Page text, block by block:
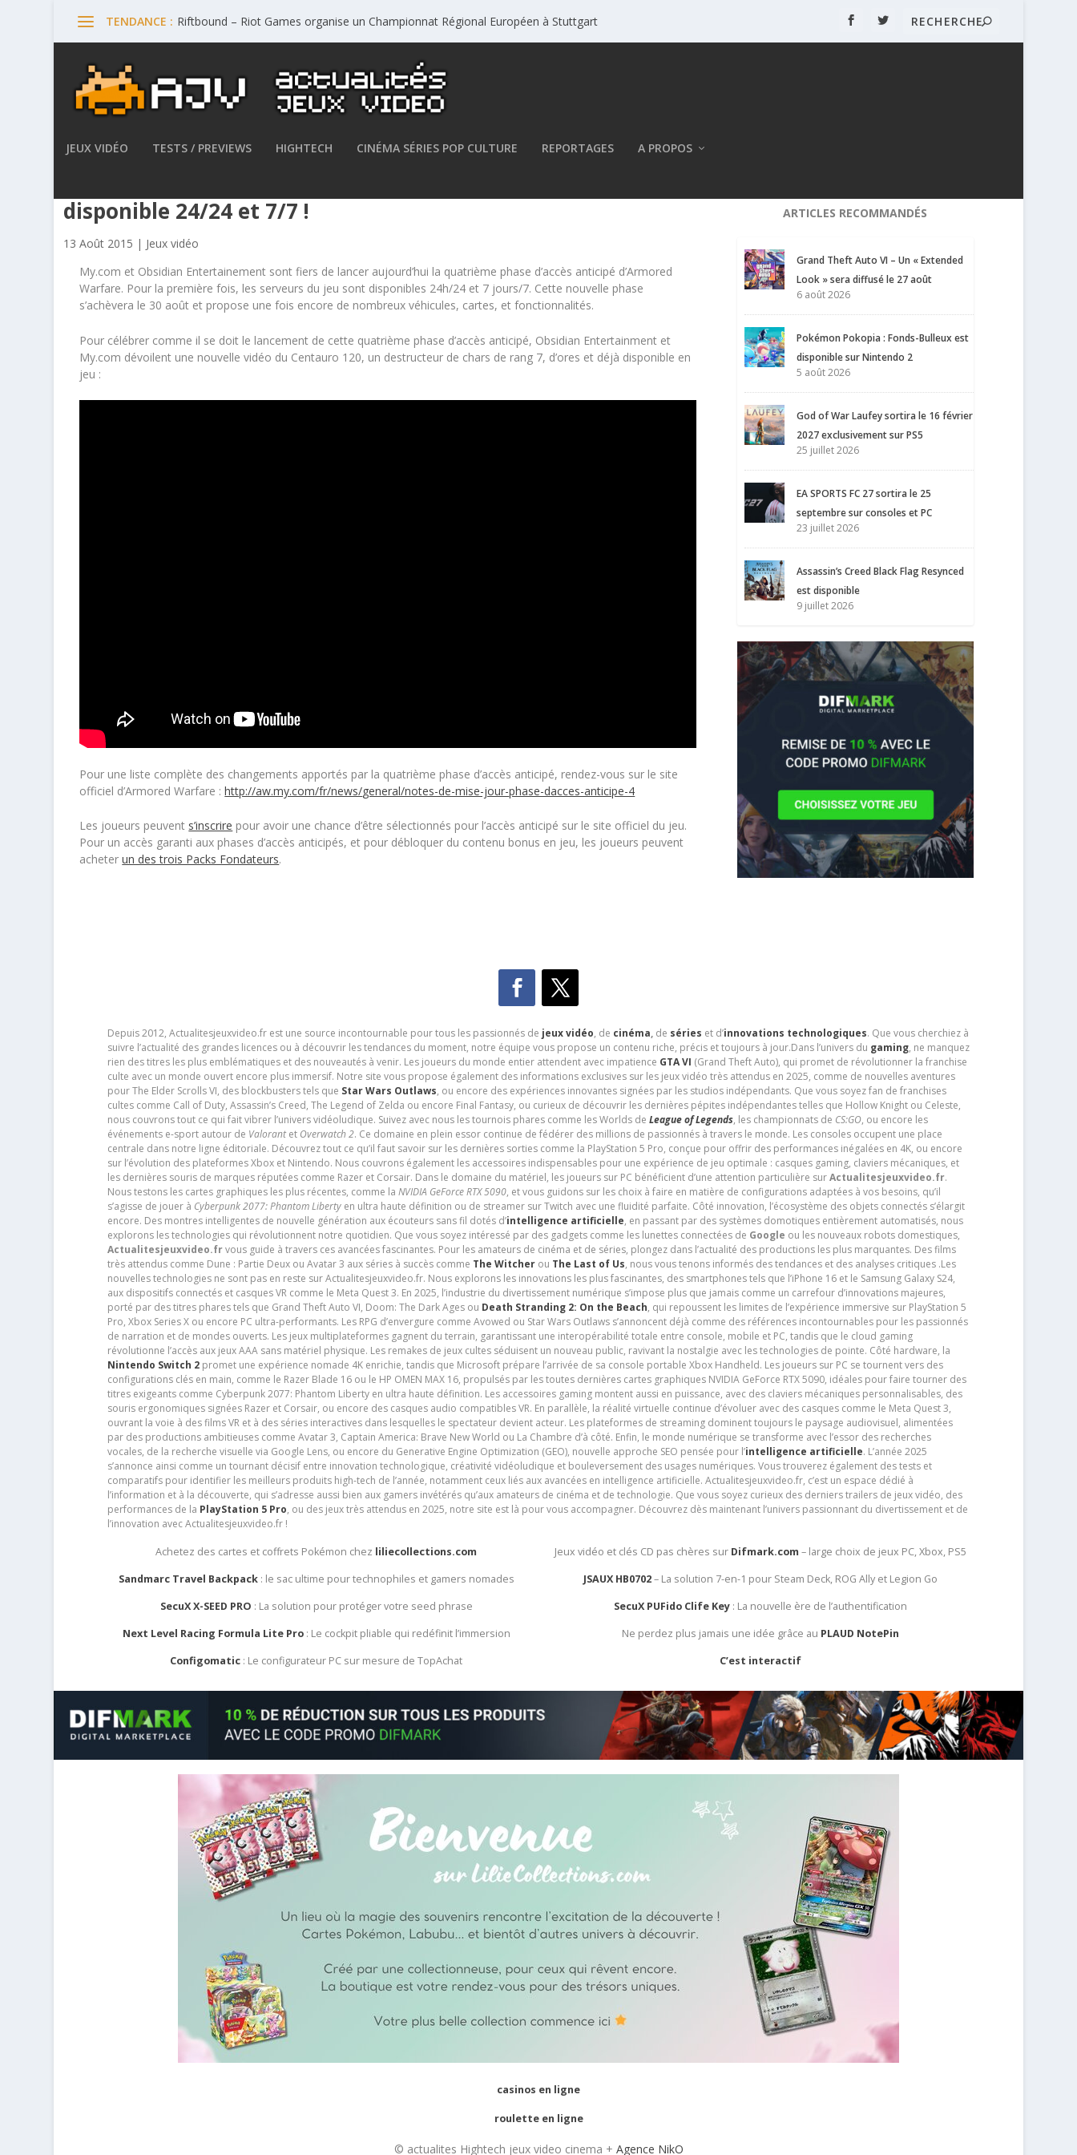
TENDANCE : Riftbound – Riot Games organise un Championnat Régional Européen à Stuttgart
JEUX VIDÉO TESTS / PREVIEWS HIGHTECH CINÉMA SÉRIES POP CULTURE REPORTAGES A PROPOS
disponible 24/24 et 7/7 !
13 Août 2015 | Jeux vidéo
My.com et Obsidian Entertainement sont fiers de lancer aujourd’hui la quatrième phase d’accès anticipé d’Armored
Warfare. Pour la première fois, les serveurs du jeu sont disponibles 24h/24 et 7 jours/7. Cette nouvelle phase
s’achèvera le 30 août et propose une fois encore de nombreux véhicules, cartes, et fonctionnalités.
Pour célébrer comme il se doit le lancement de cette quatrième phase d’accès anticipé, Obsidian Entertainment et
My.com dévoilent une nouvelle vidéo du Centauro 120, un destructeur de chars de rang 7, d’ores et déjà disponible en
jeu :
Pour une liste complète des changements apportés par la quatrième phase d’accès anticipé, rendez-vous sur le site
officiel d’Armored Warfare :http://aw.my.com/fr/news/general/notes-de-mise-jour-phase-dacces-anticipe-4
Les joueurs peuvent s’inscrire pour avoir une chance d’être sélectionnés pour l’accès anticipé sur le site officiel du jeu.
Pour un accès garanti aux phases d’accès anticipés, et pour débloquer du contenu bonus en jeu, les joueurs peuvent
acheterun des trois Packs Fondateurs.
ARTICLES RECOMMANDÉS
Grand Theft Auto VI – Un « Extended
Look » sera diffusé le 27 août
6 août 2026
Pokémon Pokopia : Fonds-Bulleux est
disponible sur Nintendo 2
5 août 2026
God of War Laufey sortira le 16 février
2027 exclusivement sur PS5
25 juillet 2026
EA SPORTS FC 27 sortira le 25
septembre sur consoles et PC
23 juillet 2026
Assassin’s Creed Black Flag Resynced
est disponible
9 juillet 2026
Depuis 2012, Actualitesjeuxvideo.fr est une source incontournable pour tous les passionnés de jeux vidéo, de cinéma,de séries et d’innovations technologiques. Que vous cherchiez à
suivre l’actualité des grandes licences ou à découvrir les tendances du moment, notre équipe vous propose un contenu riche, précis et toujours à jour.Dans l’univers du gaming, ne manquez
rien des titres les plus emblématiques et des nouveautés à venir. Les joueurs du monde entier attendent avec impatience GTA VI (Grand Theft Auto), qui promet de révolutionner la franchise
culte avec un monde ouvert encore plus immersif. Notre site vous propose également des informations exclusives sur les jeux vidéo très attendus en 2025, comme de nouvelles aventures
pour The Elder Scrolls VI, des blockbusters tels que Star Wars Outlaws, ou encore des expériences innovantes signées par les studios indépendants. Que vous soyez fan de franchises
cultes comme Call of Duty, Assassin’s Creed, The Legend of Zelda ou encore Final Fantasy, ou curieux de découvrir les dernières pépites indépendantes telles que Hollow Knight ou Celeste,
nous couvrons tout ce qui fait vibrer l’univers vidéoludique. Suivez avec nous les tournois phares comme les Worlds de League of Legends, les championnats de CS:GO, ou encore les
événements e-sport autour de Valorantet Overwatch 2. Ce domaine en plein essor continue de fédérer des millions de passionnés à travers le monde. Les consoles occupent une place
centrale dans notre ligne éditoriale. Découvrez tout ce qu’il faut savoir sur les dernières sorties comme la PlayStation 5 Pro, conçue pour offrir des performances inégalées en 4K, ou encore
sur l’évolution des plateformes Xbox et Nintendo. Nous couvrons également les accessoires indispensables pour une expérience de jeu optimale : casques gaming, claviers mécaniques, et
les dernières souris de marques réputées comme Razer et Corsair. Dans le domaine du matériel, les joueurs sur PC bénéficient d’une attention particulière surActualitesjeuxvideo.fr.
Nous testons les cartes graphiques les plus récentes, comme la NVIDIA GeForce RTX 5090, et vous guidons sur les choix à faire en matière de configurations adaptées à vos besoins, qu’il
s’agisse de jouer à Cyberpunk 2077: Phantom Libertyen ultra haute définition ou de streamer sur Twitch avec une fluidité parfaite. Côté innovation, l’écosystème des objets connectés s’élargit
encore. Des montres intelligentes de nouvelle génération aux écouteurs sans fil dotés d’intelligence artificielle, en passant par des systèmes domotiques entièrement automatisés, nous
explorons les technologies qui révolutionnent notre quotidien. Que vous soyez intéressé par des gadgets comme les lunettes connectées de Google ou les nouveaux robots domestiques,
Actualitesjeuxvideo.frvous guide à travers ces avancées fascinantes. Pour les amateurs de cinéma et de séries, plongez dans l’actualité des productions les plus marquantes. Des films
très attendus comme Dune : Partie Deux ou Avatar 3 aux séries à succès comme The Witcherou The Last of Us, nous vous tenons informés des tendances et des analyses critiques .Les
nouvelles technologies ne sont pas en reste sur Actualitesjeuxvideo.fr. Nous explorons les innovations les plus fascinantes, des smartphones tels que l’iPhone 16 et le Samsung Galaxy S24,
aux dispositifs connectés et casques VR comme le Meta Quest 3. En 2025, l’industrie du divertissement numérique s’impose plus que jamais comme un carrefour d’innovations majeures,
porté par des titres phares tels que Grand Theft Auto VI, Doom: The Dark Ages ou Death Stranding 2: On the Beach, qui repoussent les limites de l’expérience immersive sur PlayStation 5
Pro, Xbox Series X ou encore PC ultra-performants. Les RPG d’envergure comme Avowed ou Star Wars Outlaws s’annoncent déjà comme des références incontournables pour les passionnés
de narration et de mondes ouverts. Les jeux multiplateformes gagnent du terrain, garantissant une interopérabilité totale entre console, mobile et PC, tandis que le cloud gaming
révolutionne l’accès aux jeux AAA sans matériel physique. Les remakes de jeux cultes séduisent un nouveau public, ravivant la nostalgie avec les technologies de pointe. Côté hardware, la
Nintendo Switch 2promet une expérience nomade 4K enrichie, tandis que Microsoft prépare l’arrivée de sa console portable Xbox Handheld. Les joueurs sur PC se tournent vers des
configurations clés en main, comme le Razer Blade 16 ou le HP OMEN MAX 16, propulsés par les toutes dernières cartes graphiques NVIDIA GeForce RTX 5090, idéales pour faire tourner des
titres exigeants comme Cyberpunk 2077: Phantom Liberty en ultra haute définition. Les accessoires gaming montent aussi en puissance, avec des claviers mécaniques personnalisables, des
souris ergonomiques signées Razer et Corsair, ou encore des casques audio compatibles VR. En parallèle, la réalité virtuelle continue d’évoluer avec des casques comme le Meta Quest 3,
ouvrant la voie à des films VR et à des séries interactives dans lesquelles le spectateur devient acteur. Les plateformes de streaming dominent toujours le paysage audiovisuel, alimentées
par des productions ambitieuses comme Avatar 3, Captain America: Brave New World ou La Chambre d’à côté. Enfin, le monde numérique se transforme avec l’essor des recherches
vocales, de la recherche visuelle via Google Lens, ou encore du Generative Engine Optimization (GEO), nouvelle approche SEO pensée pour l’intelligence artificielle. L’année 2025
s’annonce ainsi comme un tournant décisif entre innovation technologique, créativité vidéoludique et bouleversement des usages numériques. Vous trouverez également des tests et
comparatifs pour identifier les meilleurs produits high-tech de l’année, notamment ceux liés aux avancées en intelligence artificielle. Actualitesjeuxvideo.fr, c’est un espace dédié à
l’information et à la découverte, qui s’adresse aussi bien aux gamers invétérés qu’aux amateurs de cinéma et de technologie. Que vous soyez curieux des derniers trailers de jeux vidéo, des
performances de la PlayStation 5 Pro, ou des jeux très attendus en 2025, notre site est là pour vous accompagner. Découvrez dès maintenant l’univers passionnant du divertissement et de
l’innovation avec Actualitesjeuxvideo.fr !
Achetez des cartes et coffrets Pokémon chez liliecollections.com
Sandmarc Travel Backpack: le sac ultime pour technophiles et gamers nomades
SecuX X-SEED PRO : La solution pour protéger votre seed phrase
Next Level Racing Formula Lite Pro: Le cockpit pliable qui redéfinit l’immersion
Configomatic : Le configurateur PC sur mesure de TopAchat
Jeux vidéo et clés CD pas chères sur Difmark.com – large choix de jeux PC, Xbox, PS5
JSAUX HB0702– La solution 7-en-1 pour Steam Deck, ROG Ally et Legion Go
SecuX PUFido Clife Key : La nouvelle ère de l’authentification
Ne perdez plus jamais une idée grâce au PLAUD NotePin
C’est interactif
casinos en ligne
roulette en ligne
© actualites Hightech jeux video cinema + Agence NikO